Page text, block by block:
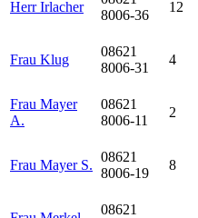
Herr Irlacher
8006-36
12
Frau Klug
08621
8006-31
4
Frau Mayer
A.
08621
8006-11
2
Frau Mayer S.
08621
8006-19
8
08621